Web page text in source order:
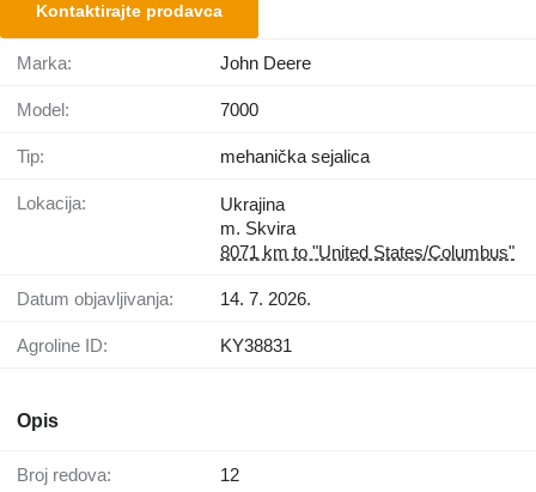
Kontaktirajte prodavca
Marka: John Deere
Model: 7000
Tip: mehanička sejalica
Lokacija:
Ukrajina
m. Skvira
8071 km to "United States/Columbus"
Datum objavljivanja: 14. 7. 2026.
Agroline ID: KY38831
Opis
Broj redova: 12